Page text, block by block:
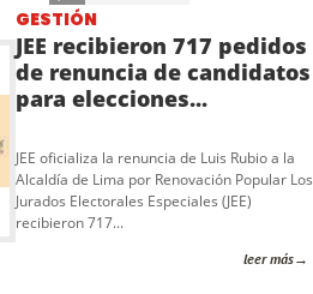
GESTIÓN
JEE recibieron 717 pedidos
de renuncia de candidatos
para elecciones...
JEE oficializa la renuncia de Luis Rubio a la
Alcaldía de Lima por Renovación Popular Los
Jurados Electorales Especiales (JEE)
recibieron 717...
leer más